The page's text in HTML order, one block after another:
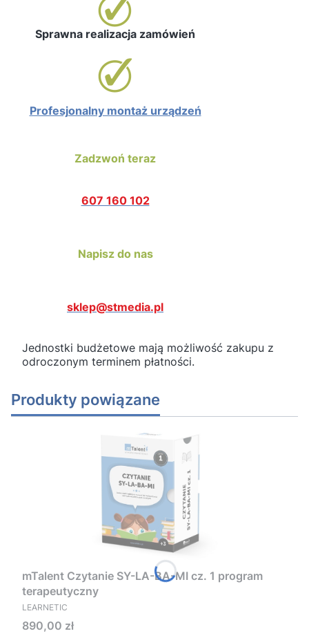
Sprawna realizacja zamówień
Profesjonalny montaż urządzeń
Zadzwoń teraz
607 160 102
Napisz do nas
sklep@stmedia.pl
Jednostki budżetowe mają możliwość zakupu z
odroczonym terminem płatności.
Produkty powiązane
mTalent Czytanie SY-LA-BA-MI cz. 1 program
terapeutyczny
PRODUCENT
LEARNETIC
Cena
890,00 zł